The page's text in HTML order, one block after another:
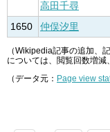
高田千尋
1650
仲俣汐里
（Wikipedia記事の追加、
については、閲覧回数増減
（データ元： Page view